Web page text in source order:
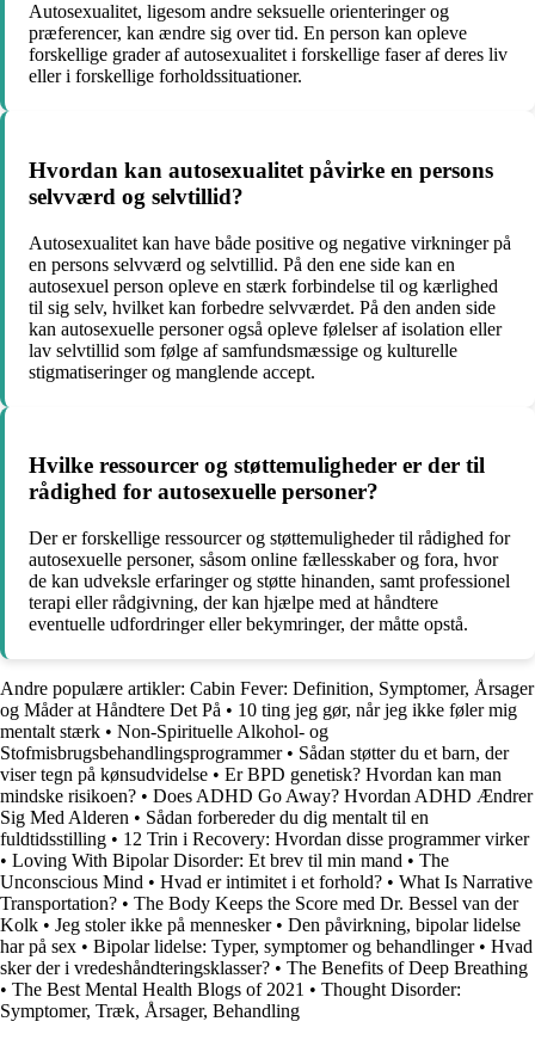
Autosexualitet, ligesom andre seksuelle orienteringer og
præferencer, kan ændre sig over tid. En person kan opleve
forskellige grader af autosexualitet i forskellige faser af deres liv
eller i forskellige forholdssituationer.
Hvordan kan autosexualitet påvirke en persons
selvværd og selvtillid?
Autosexualitet kan have både positive og negative virkninger på
en persons selvværd og selvtillid. På den ene side kan en
autosexuel person opleve en stærk forbindelse til og kærlighed
til sig selv, hvilket kan forbedre selvværdet. På den anden side
kan autosexuelle personer også opleve følelser af isolation eller
lav selvtillid som følge af samfundsmæssige og kulturelle
stigmatiseringer og manglende accept.
Hvilke ressourcer og støttemuligheder er der til
rådighed for autosexuelle personer?
Der er forskellige ressourcer og støttemuligheder til rådighed for
autosexuelle personer, såsom online fællesskaber og fora, hvor
de kan udveksle erfaringer og støtte hinanden, samt professionel
terapi eller rådgivning, der kan hjælpe med at håndtere
eventuelle udfordringer eller bekymringer, der måtte opstå.
Andre populære artikler: Cabin Fever: Definition, Symptomer, Årsager
og Måder at Håndtere Det På • 10 ting jeg gør, når jeg ikke føler mig
mentalt stærk • Non-Spirituelle Alkohol- og
Stofmisbrugsbehandlingsprogrammer• Sådan støtter du et barn, der
viser tegn på kønsudvidelse • Er BPD genetisk? Hvordan kan man
mindske risikoen? • Does ADHD Go Away? Hvordan ADHD Ændrer
Sig Med Alderen • Sådan forbereder du dig mentalt til en
fuldtidsstilling • 12 Trin i Recovery: Hvordan disse programmer virker
• Loving With Bipolar Disorder: Et brev til min mand • The
Unconscious Mind • Hvad er intimitet i et forhold? • What Is Narrative
Transportation? • The Body Keeps the Score med Dr. Bessel van der
Kolk • Jeg stoler ikke på mennesker• Den påvirkning, bipolar lidelse
har på sex • Bipolar lidelse: Typer, symptomer og behandlinger• Hvad
sker der i vredeshåndteringsklasser? • The Benefits of Deep Breathing
• The Best Mental Health Blogs of 2021 • Thought Disorder:
Symptomer, Træk, Årsager, Behandling